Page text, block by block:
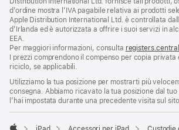
d’ordine mostra l’IVA pagabile relativa ai prodotti
Apple Distribution International Ltd. è controllata
d’Irlanda ed è autorizzata a offrire i suoi servizi in
EEA.
Per maggiori informazioni, consulta
I prezzi comprendono il compenso per copia privata
riciclo, se applicabili.
Utilizziamo la tua posizione per mostrarti più
consegna. Abbiamo ricavato la tua posizione dal
l’hai impostata durante una precedente visita sul